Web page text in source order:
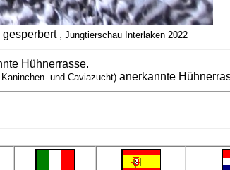
, Jungtierschau Interlaken 2022
Hühnerrasse.
und Caviazucht) anerkannte